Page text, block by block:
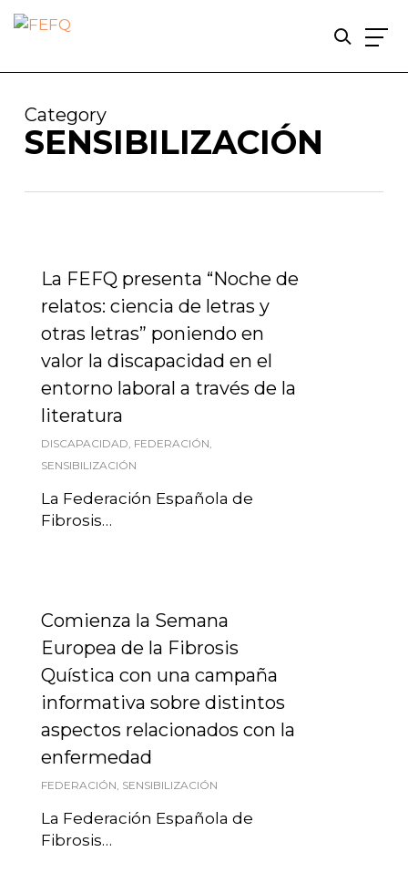
main
content
Category
SENSIBILIZACIÓN
La FEFQ presenta “Noche de
relatos: ciencia de letras y
otras letras” poniendo en
valor la discapacidad en el
entorno laboral a través de la
literatura
DISCAPACIDAD, FEDERACIÓN,
SENSIBILIZACIÓN
La Federación Española de
Fibrosis…
Comienza la Semana
Europea de la Fibrosis
Quística con una campaña
informativa sobre distintos
aspectos relacionados con la
enfermedad
FEDERACIÓN, SENSIBILIZACIÓN
La Federación Española de
Fibrosis…